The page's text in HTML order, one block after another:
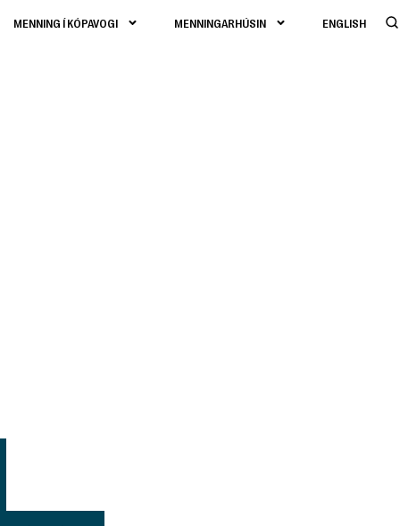
MENNING Í KÓPAVOGI MENNINGARHÚSIN ENGLISH